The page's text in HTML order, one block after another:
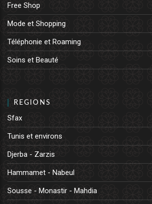
Free Shop
Mode et Shopping
Téléphonie et Roaming
Soins et Beauté
REGIONS
Sfax
Tunis et environs
Djerba - Zarzis
Hammamet - Nabeul
Sousse - Monastir - Mahdia